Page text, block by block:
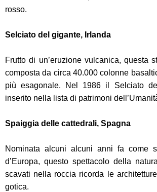
rosso.
Selciato del gigante, Irlanda
Frutto di un’eruzione vulcanica, questa
composta da circa 40.000 colonne
più esagonale. Nel 1986 il Selciato
inserito nella lista di patrimoni
Spaiggia delle cattedrali, Spagna
Nominata alcuni alcuni anni fa come
d’Europa, questo spettacolo della
scavati nella roccia ricorda le
gotica.